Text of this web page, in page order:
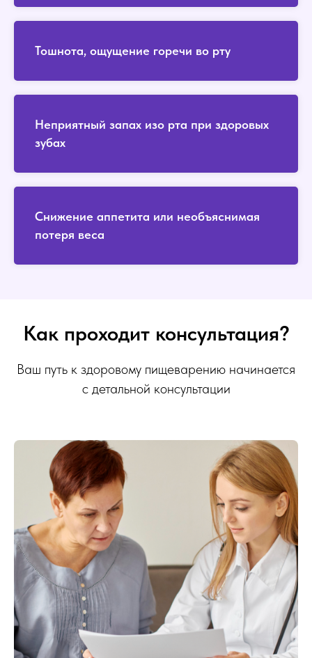
Тошнота, ощущение горечи во рту
Неприятный запах изо рта при здоровых
зубах
Снижение аппетита или необъяснимая
потеря веса
Как проходит консультация?
Ваш путь к здоровому пищеварению начинается
с детальной консультации